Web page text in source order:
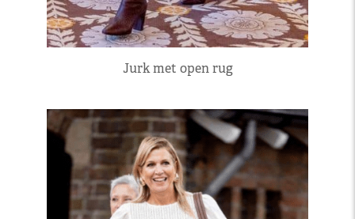
Jurk met open rug